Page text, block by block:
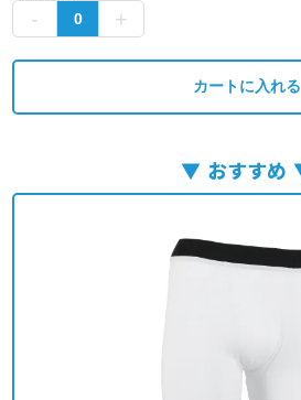
カートに入れる
おすすめ